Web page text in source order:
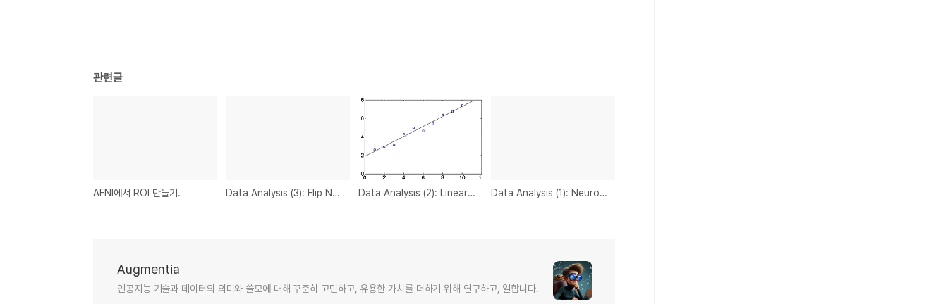
관련글
AFNI에서 ROI 만들기. Data Analysis (3): Flip Neuroimaging Data Data Analysis (2): Linear Model in MATLAB Data Analysis (1): Neuroimaging Data loading using SPM8 toolbox
Augmentia
인공지능 기술과 데이터의 의미와 쓸모에 대해 꾸준히 고민하고, 유용한 가치를 더하기 위해 연구하고, 일합니다.